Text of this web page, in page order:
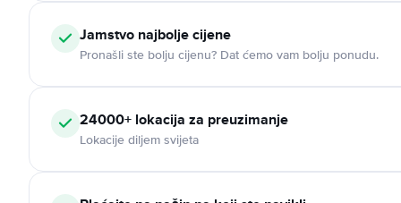
Jamstvo najbolje cijene
Pronašli ste bolju cijenu? Dat ćemo vam bolju ponudu.
24000+ lokacija za preuzimanje
Lokacije diljem svijeta